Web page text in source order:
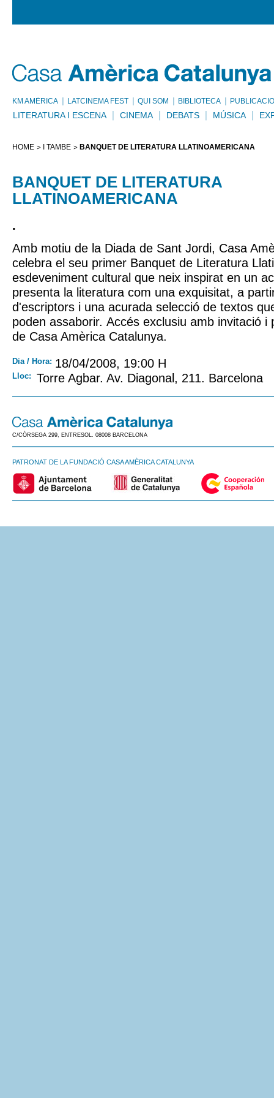
KM AMÈRICA LATCINEMA FEST QUI SOM BIBLIOTECA
LITERATURA I ESCENA CINEMA DEBATS MÚSICA
HOME I TAMBÉ BANQUET DE LITERATURA LLATINOAMERICANA
BANQUET DE LITERATURA
LLATINOAMERICANA
.
Amb motiu de la Diada de Sant Jordi, Casa
celebra el seu primer Banquet de Literatura
esdeveniment cultural que neix inspirat en un
presenta la literatura com una exquisitat, a
d'escriptors i una acurada selecció de textos
poden assaborir. Accés exclusiu amb invitació i
de Casa Amèrica Catalunya.
Dia / Hora: 18/04/2008, 19:00 H
Lloc: Torre Agbar. Av. Diagonal, 211. Barcelona
C/CÒRSEGA 299, ENTRESOL. 08008 BARCELONA
PATRONAT DE LA FUNDACIÓ CASA AMÈRICA CATALUNYA